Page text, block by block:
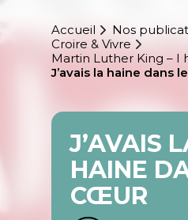
Accueil
Nos
Croire & Vivre
Martin Luther King – I
J’avais la haine dans
J’AVAIS
HAINE
CŒUR